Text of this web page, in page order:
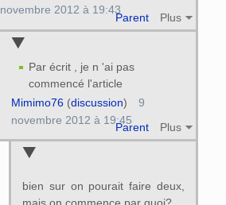
Parent Plus
novembre 2012 à 19:43
Par écrit , je n 'ai pas
commencé l'article
Parent Plus
Mimimo76(discussion)
9
novembre 2012 à 19:45
bien sur on pourait faire deux,